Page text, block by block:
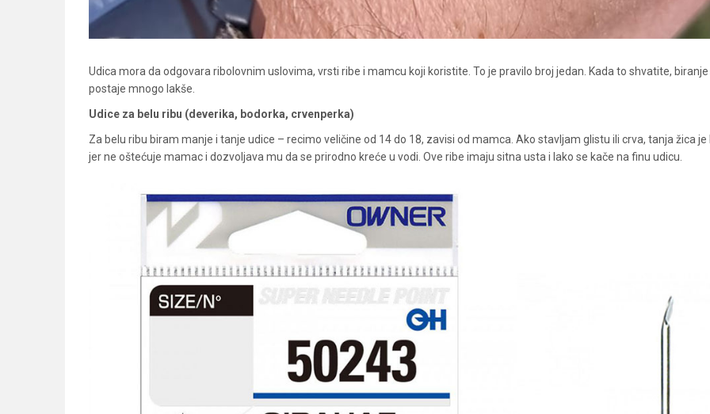
Udica mora da odgovara ribolovnim uslovima, vrsti ribe i mamcu koji koristite. To je pravilo broj jedan. Kada to shvatite, biranje
postaje mnogo lakše.
Udice za belu ribu (deverika, bodorka, crvenperka)
Za belu ribu biram manje i tanje udice – recimo veličine od 14 do 18, zavisi od mamca. Ako stavljam glistu ili crva, tanja žica je
jer ne oštećuje mamac i dozvoljava mu da se prirodno kreće u vodi. Ove ribe imaju sitna usta i lako se kače na finu udicu.